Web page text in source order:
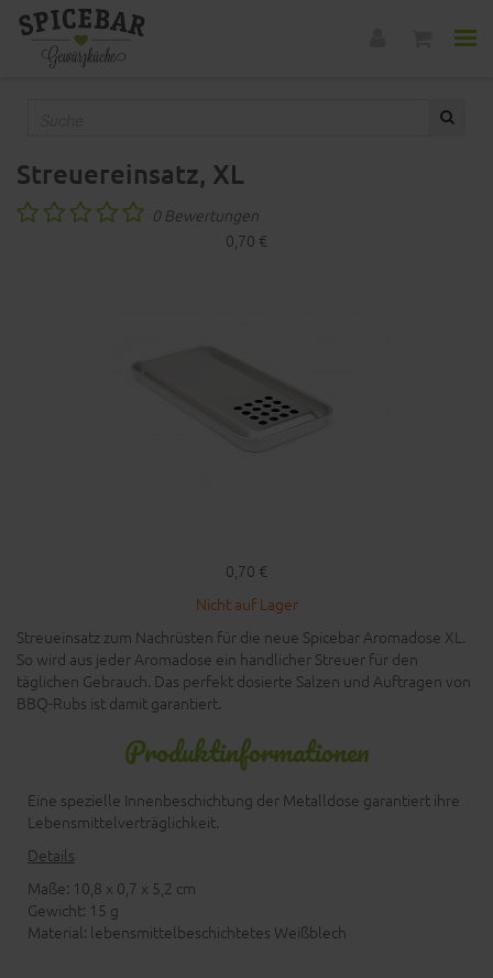
Streuereinsatz, XL
0 Bewertungen
0,70 €
0,70 €
Nicht auf Lager
Streueinsatz zum Nachrüsten für die neue Spicebar Aromadose XL.
So wird aus jeder Aromadose ein handlicher Streuer für den
täglichen Gebrauch. Das perfekt dosierte Salzen und Auftragen von
BBQ-Rubs ist damit garantiert.
Produktinformationen
Eine spezielle Innenbeschichtung der Metalldose garantiert ihre
Lebensmittelverträglichkeit.
Details
Maße: 10,8 x 0,7 x 5,2 cm
Gewicht: 15 g
Material: lebensmittelbeschichtetes Weißblech